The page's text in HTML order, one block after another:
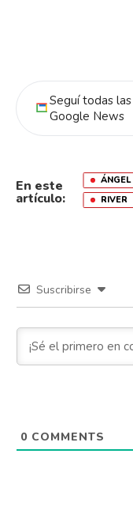
Seguí todas
Google News
En este
artículo: RIVER
Suscribirse
0 COMMENTS